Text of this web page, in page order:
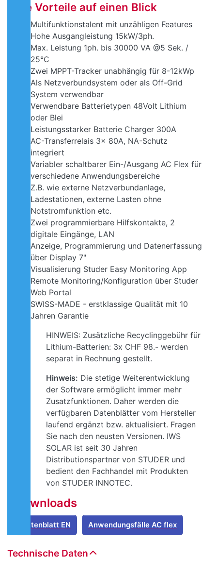
Die Vorteile auf einen Blick
Multifunktionstalent mit unzähligen Features
Hohe Ausgangleistung 15kW/3ph.
Max. Leistung 1ph. bis 30000 VA @5 Sek. /
25°C
Zwei MPPT-Tracker unabhängig für 8-12kWp
Als Netzverbundsystem oder als Off-Grid
System verwendbar
Verwendbare Batterietypen 48Volt Lithium
oder Blei
Leistungsstarker Batterie Charger 300A
AC-Transferrelais 3x 80A, NA-Schutz
integriert
Variabler schaltbarer Ein-/Ausgang AC Flex für
verschiedene Anwendungsbereiche
Z.B. wie externe Netzverbundanlage,
Ladestationen, externe Lasten ohne
Notstromfunktion etc.
Zwei programmierbare Hilfskontakte, 2
digitale Eingänge, LAN
Anzeige, Programmierung und Datenerfassung
über Display 7"
Visualisierung Studer Easy Monitoring App
Remote Monitoring/Konfiguration über Studer
Web Portal
SWISS-MADE - erstklassige Qualität mit 10
Jahren Garantie
HINWEIS: Zusätzliche Recyclinggebühr für
Lithium-Batterien: 3x CHF 98.- werden
separat in Rechnung gestellt.
Hinweis: Die stetige Weiterentwicklung
der Software ermöglicht immer mehr
Zusatzfunktionen. Daher werden die
verfügbaren Datenblätter vom Hersteller
laufend ergänzt bzw. aktualisiert. Fragen
Sie nach den neusten Versionen. IWS
SOLAR ist seit 30 Jahren
Distributionspartner von STUDER und
bedient den Fachhandel mit Produkten
von STUDER INNOTEC.
Downloads
Datenblatt EN Anwendungsfälle AC flex
Technische Daten